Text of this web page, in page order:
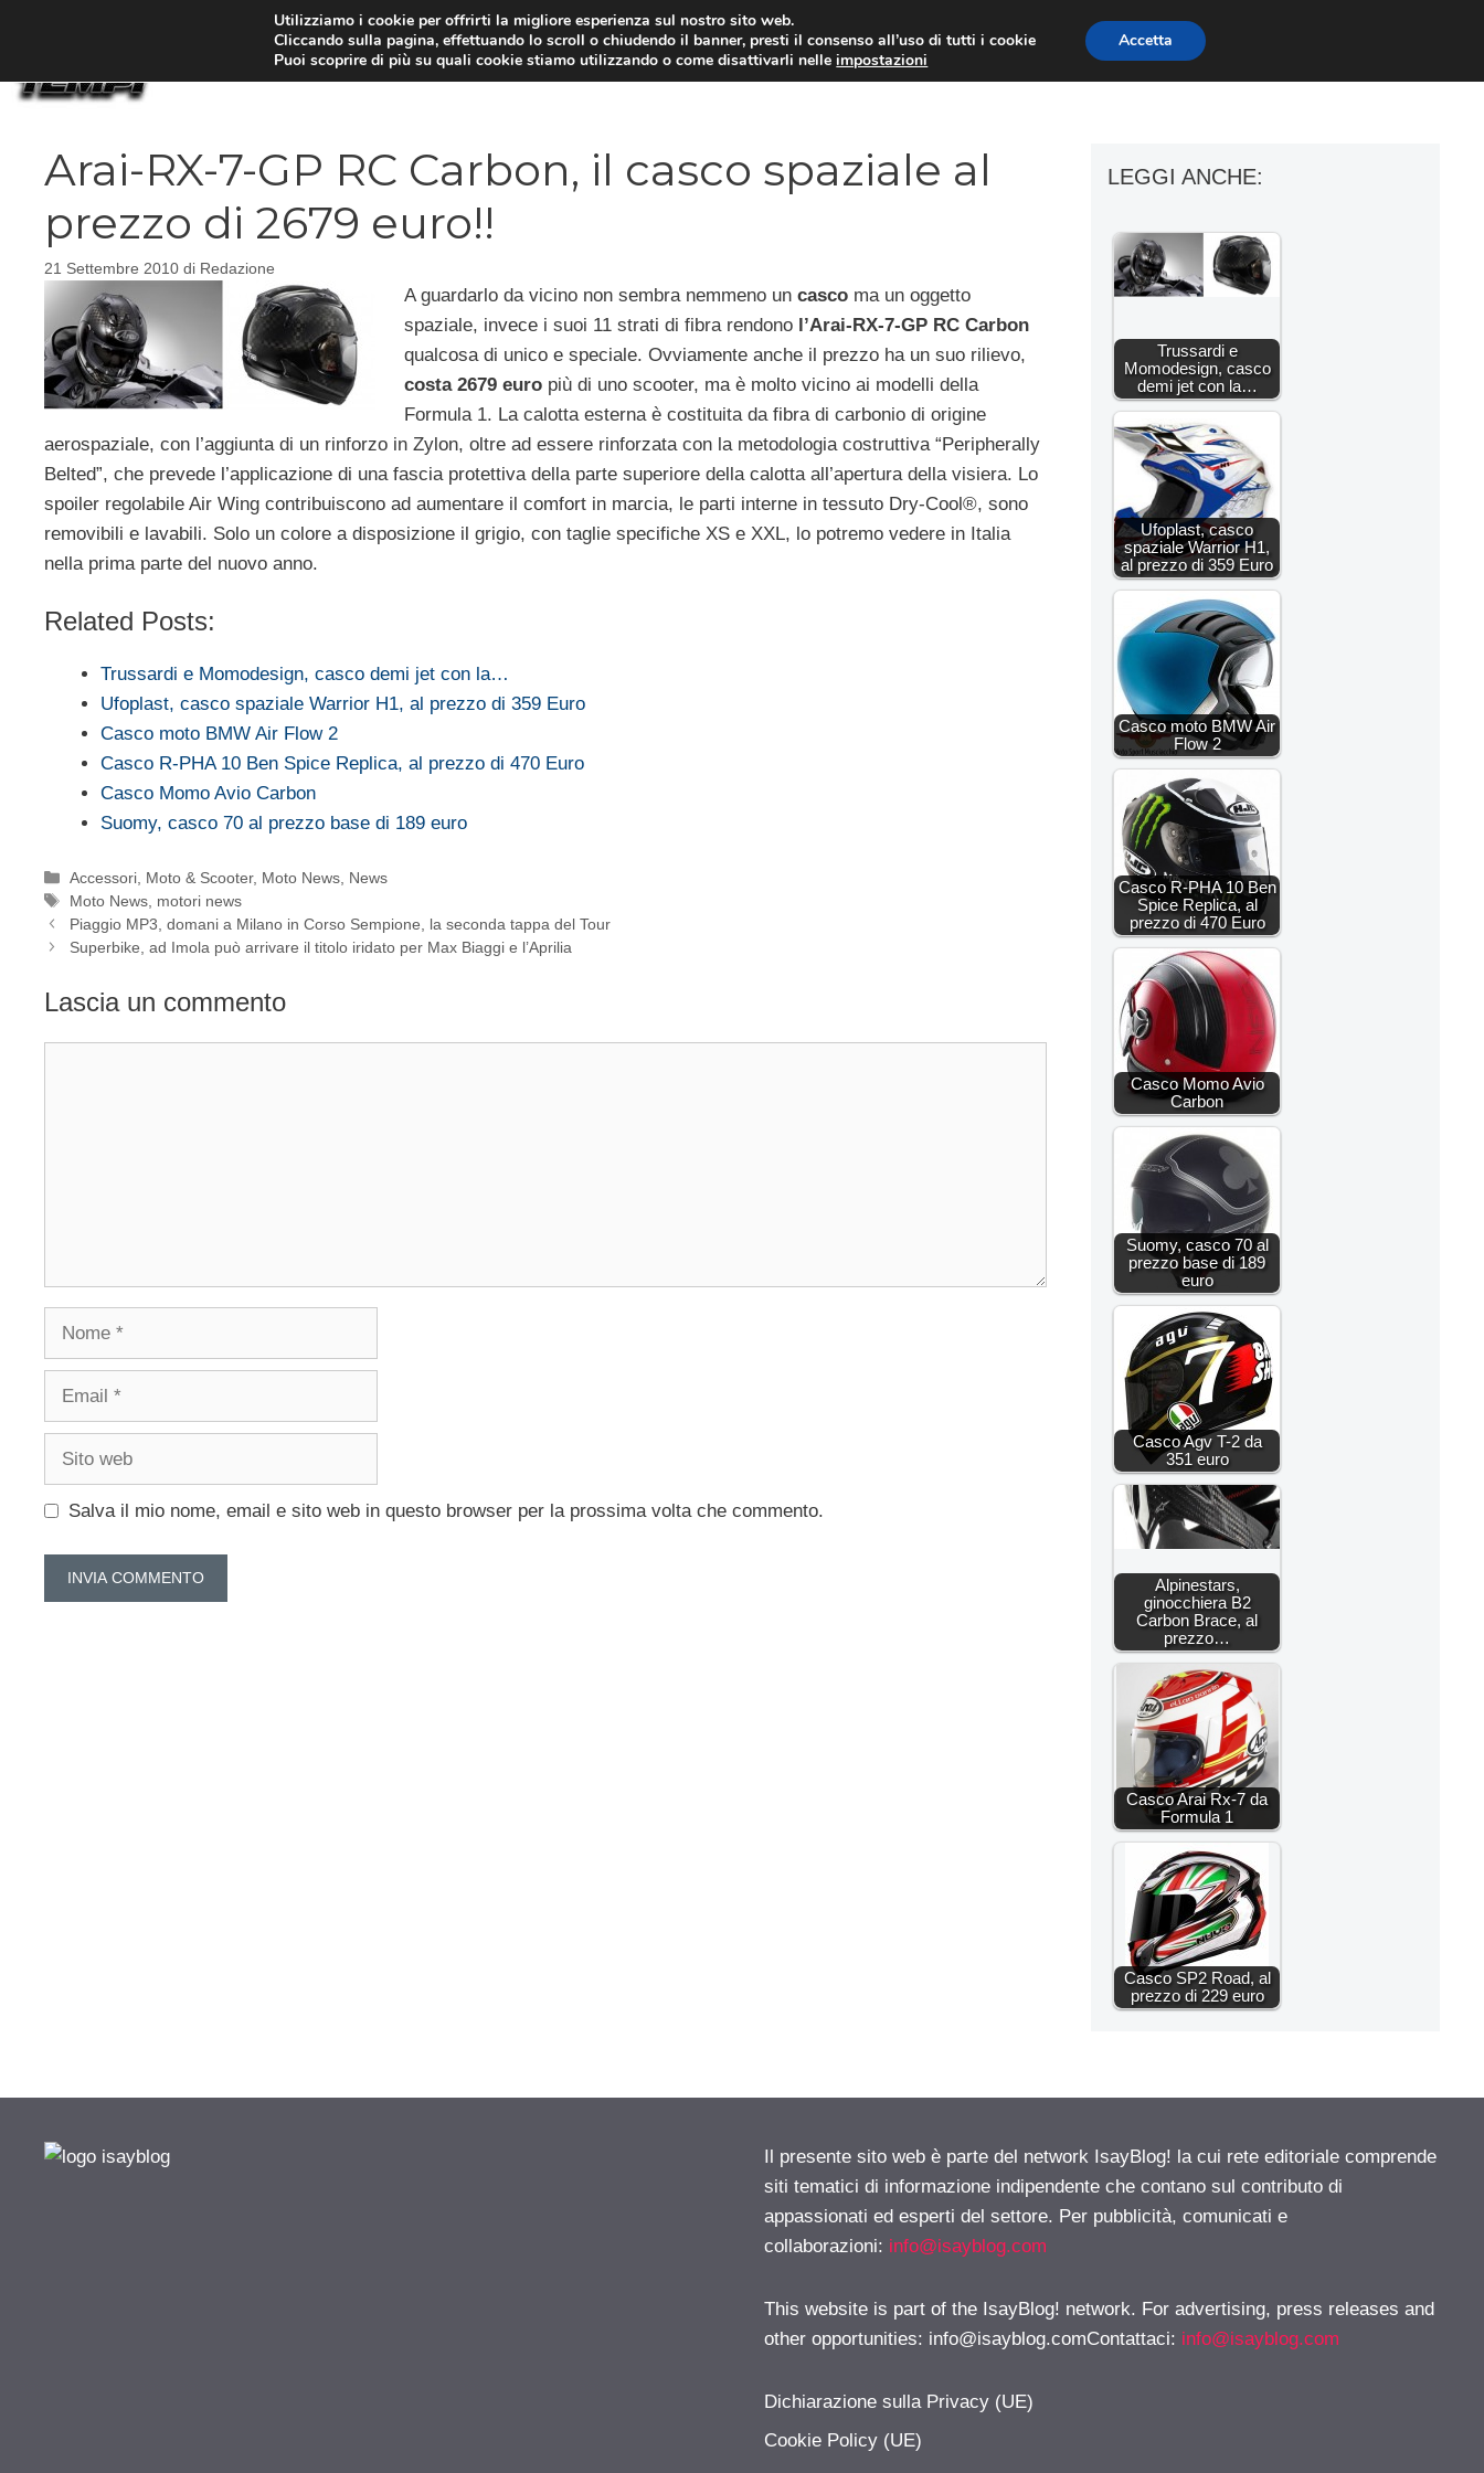
MOTO NEWS ACCESSORI MOTO MOTO GP
Arai-RX-7-GP RC Carbon, il casco spaziale al
prezzo di 2679 euro!!
21 Settembre 2010 di Redazione
A guardarlo da vicino non sembra nemmeno un cascoma un oggetto
spaziale, invece i suoi 11 strati di fibra rendono l’Arai-RX-7-GP RC Carbon
qualcosa di unico e speciale. Ovviamente anche il prezzo ha un suo rilievo,
costa 2679 europiù di uno scooter, ma è molto vicino ai modelli della
Formula 1. La calotta esterna è costituita da fibra di carbonio di origine
aerospaziale, con l’aggiunta di un rinforzo in Zylon, oltre ad essere rinforzata con la metodologia costruttiva “Peripherally
Belted”, che prevede l’applicazione di una fascia protettiva della parte superiore della calotta all’apertura della visiera. Lo
spoiler regolabile Air Wing contribuiscono ad aumentare il comfort in marcia, le parti interne in tessuto Dry-Cool®, sono
removibili e lavabili. Solo un colore a disposizione il grigio, con taglie specifiche XS e XXL, lo potremo vedere in Italia
nella prima parte del nuovo anno.
Related Posts:
Trussardi e Momodesign, casco demi jet con la…
Ufoplast, casco spaziale Warrior H1, al prezzo di 359 Euro
Casco moto BMW Air Flow 2
Casco R-PHA 10 Ben Spice Replica, al prezzo di 470 Euro
Casco Momo Avio Carbon
Suomy, casco 70 al prezzo base di 189 euro
Categorie
Accessori Moto & Scooter, Moto News News
Tag
Moto News motori news
Piaggio MP3, domani a Milano in Corso Sempione, la seconda tappa del Tour
Superbike, ad Imola può arrivare il titolo iridato per Max Biaggi e l’Aprilia
Lascia un commento
Nome
Email
Sito
Salva il mio nome, email e sito web in questo browser per la prossima volta che commento.
LEGGI ANCHE:
Trussardi e
Momodesign, casco
demi jet con la…
Ufoplast, casco
spaziale Warrior H1,
al prezzo di 359 Euro
Casco moto BMW Air
Flow 2
Casco R-PHA 10 Ben
Spice Replica, al
prezzo di 470 Euro
Casco Momo Avio
Carbon
Suomy, casco 70 al
prezzo base di 189
euro
Casco Agv T-2 da
351 euro
Alpinestars,
ginocchiera B2
Carbon Brace, al
prezzo…
Casco Arai Rx-7 da
Formula 1
Casco SP2 Road, al
prezzo di 229 euro
Il presente sito web è parte del network IsayBlog! la cui rete editoriale comprende
siti tematici di informazione indipendente che contano sul contributo di
appassionati ed esperti del settore. Per pubblicità, comunicati e
collaborazioni: info@isayblog.com
This website is part of the IsayBlog! network. For advertising, press releases and
other opportunities: info@isayblog.comContattaci: info@isayblog.com
Dichiarazione sulla Privacy (UE)
Cookie Policy (UE)
Utilizziamo i cookie per offrirti la migliore esperienza sul nostro sito web.
Cliccando sulla pagina, effettuando lo scroll o chiudendo il banner, presti il consenso all’uso di tutti i cookie
Puoi scoprire di più su quali cookie stiamo utilizzando o come disattivarli nelleimpostazioni
Accetta